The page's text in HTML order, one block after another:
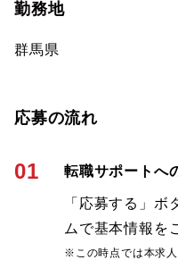
勤務地
群馬県
応募の流れ
01 転職サポートへ
「応募する」ボ
ムで基本情報を
※この時点では本求人